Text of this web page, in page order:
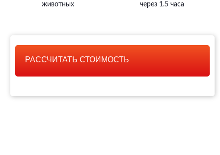
животных
через 1.5 часа
РАССЧИТАТЬ СТОИМОСТЬ